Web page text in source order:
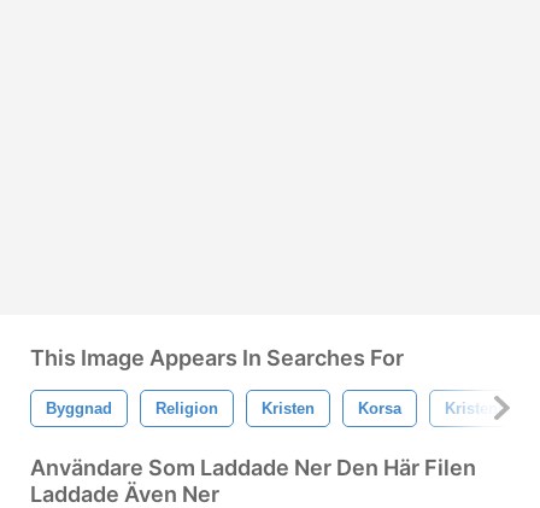
This Image Appears In Searches For
Byggnad Religion Kristen Korsa Kristendom
Användare Som Laddade Ner Den Här Filen
Laddade Även Ner